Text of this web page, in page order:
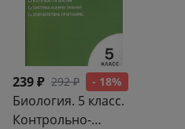
239 ₽ 292 ₽ - 18%
Биология. 5 класс.
Контрольно-